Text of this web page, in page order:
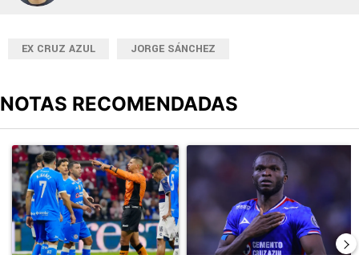
EX CRUZ AZUL JORGE SÁNCHEZ
NOTAS RECOMENDADAS
Un artículo de tendencia con el título "Cruz Azul 2-3 Atlante:
Un artículo de tendencia con